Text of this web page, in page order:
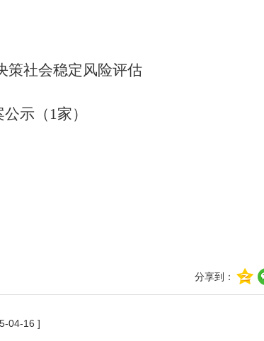
策社会稳定风险评估
公示 （ 1家）
分享到：
04-16 ]